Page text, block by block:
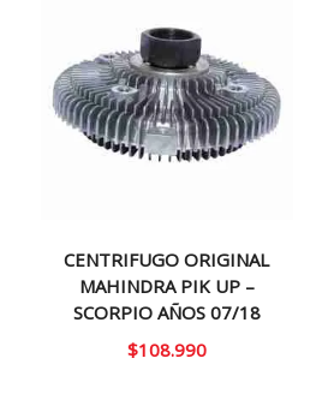
CENTRIFUGO ORIGINAL
MAHINDRA PIK UP –
SCORPIO AÑOS 07/18
$108.990